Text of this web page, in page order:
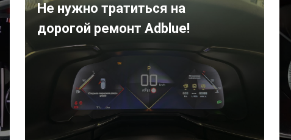
Не нужно тратиться на
дорогой ремонт Adblue!